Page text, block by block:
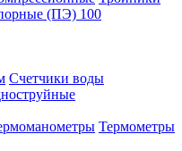
(ПЭ) 100
Счетчики воды
Термометры